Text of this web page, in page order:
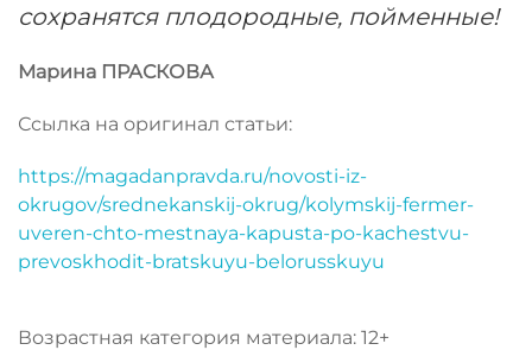
сохранятся плодородные, пойменные!
Марина ПРАСКОВА
Ссылка на оригинал статьи:
https://magadanpravda.ru/novosti-iz-
okrugov/srednekanskij-okrug/kolymskij-fermer-
uveren-chto-mestnaya-kapusta-po-kachestvu-
prevoskhodit-bratskuyu-belorusskuyu
Возрастная категория материала: 12+